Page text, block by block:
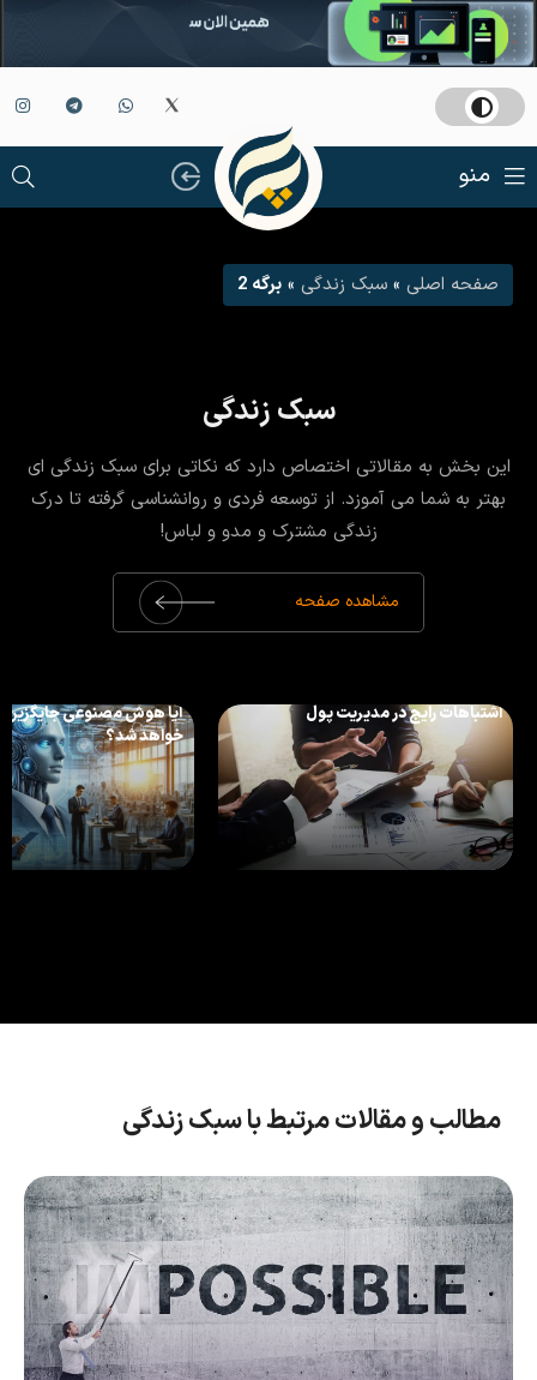
منو
صفحه اصلی » سبک زندگی » برگه 2
سبک زندگی
این بخش به مقالاتی اختصاص دارد که نکاتی برای سبک زندگی ای
بهتر به شما می آموزد. از توسعه فردی و روانشناسی گرفته تا درک
زندگی مشترک و مدو و لباس!
مشاهده صفحه
اشتباهات رایج در مدیریت پول
آیا هوش مصنوعی
خواهد شد؟
مطالب و مقالات مرتبط با سبک زندگی